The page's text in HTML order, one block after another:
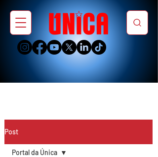
Post
Portal da Única